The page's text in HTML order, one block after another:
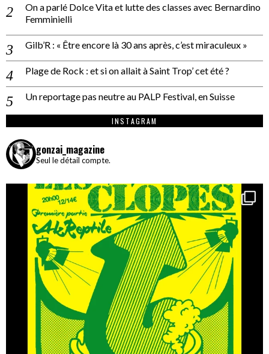
On a parlé Dolce Vita et lutte des classes avec Bernardino
Femminielli
Gilb’R : « Être encore là 30 ans après, c’est miraculeux »
Plage de Rock : et si on allait à Saint Trop’ cet été ?
Un reportage pas neutre au PALP Festival, en Suisse
INSTAGRAM
gonzai_magazine
Seul le détail compte.